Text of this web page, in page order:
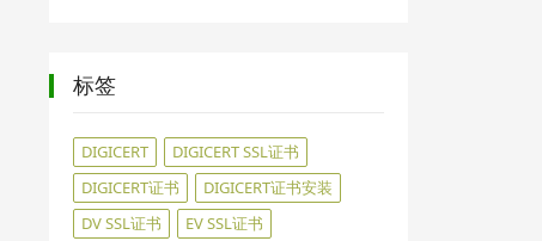
标签
DIGICERT
DIGICERT SSL证书
DIGICERT证书
DIGICERT证书安装
DV SSL证书
EV SSL证书